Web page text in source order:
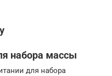
набора массы
для набора